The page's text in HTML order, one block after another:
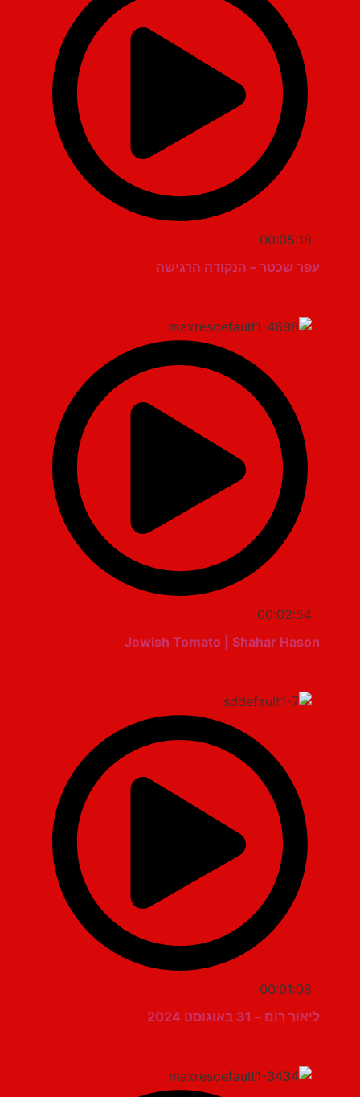
00:05:18
עפר שכטר – הנקודה הרגישה
00:02:54
Jewish Tomato | Shahar Hason
00:01:08
ליאור רום – 31 באוגוסט 2024